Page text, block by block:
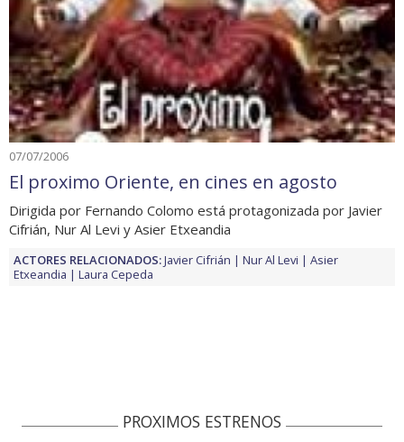
07/07/2006
El proximo Oriente, en cines en agosto
Dirigida por Fernando Colomo está protagonizada por Javier
Cifrián, Nur Al Levi y Asier Etxeandia
ACTORES RELACIONADOS:Javier Cifrián Nur Al Levi
Asier
Etxeandia
Laura Cepeda
PROXIMOS ESTRENOS